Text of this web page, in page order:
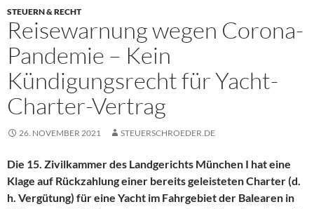
STEUERN & RECHT
Reisewarnung wegen Corona-
Pandemie – Kein
Kündigungsrecht für Yacht-
Charter-Vertrag
26. NOVEMBER 2021 STEUERSCHROEDER.DE
Die 15. Zivilkammer des Landgerichts München I hat eine
Klage auf Rückzahlung einer bereits geleisteten Charter (d.
h. Vergütung) für eine Yacht im Fahrgebiet der Balearen in